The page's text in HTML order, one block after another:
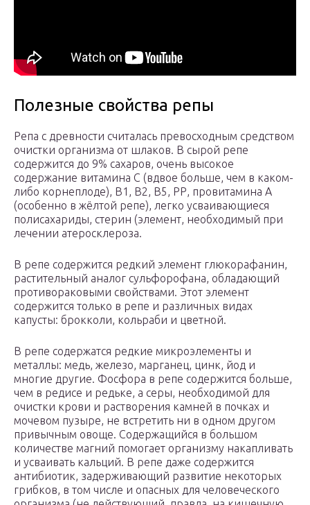
Полезные свойства репы
Репа с древности считалась превосходным средством
очистки организма от шлаков. В сырой репе
содержится до 9% сахаров, очень высокое
содержание витамина С (вдвое больше, чем в каком-
либо корнеплоде), В1, В2, В5, РР, провитамина А
(особенно в жёлтой репе), легко усваивающиеся
полисахариды, стерин (элемент, необходимый при
лечении атеросклероза.
В репе содержится редкий элемент глюкорафанин,
растительный аналог сульфорофана, обладающий
противораковыми свойствами. Этот элемент
содержится только в репе и различных видах
капусты: брокколи, кольраби и цветной.
В репе содержатся редкие микроэлементы и
металлы: медь, железо, марганец, цинк, йод и
многие другие. Фосфора в репе содержится больше,
чем в редисе и редьке, а серы, необходимой для
очистки крови и растворения камней в почках и
мочевом пузыре, не встретить ни в одном другом
привычным овоще. Содержащийся в большом
количестве магний помогает организму накапливать
и усваивать кальций. В репе даже содержится
антибиотик, задерживающий развитие некоторых
грибков, в том числе и опасных для человеческого